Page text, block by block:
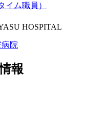
イム職員）
HOSPITAL
院
報